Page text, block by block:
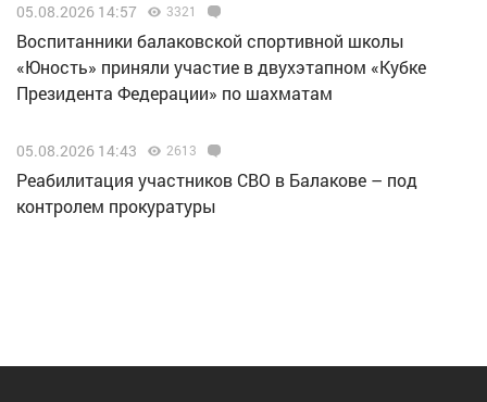
05.08.2026 14:57 3321
Воспитанники балаковской спортивной школы
«Юность» приняли участие в двухэтапном «Кубке
Президента Федерации» по шахматам
05.08.2026 14:43 2613
Реабилитация участников СВО в Балакове – под
контролем прокуратуры